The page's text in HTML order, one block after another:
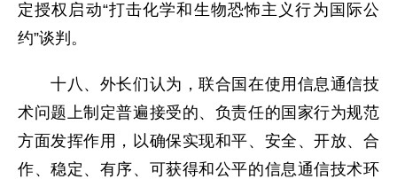
定授权启动“打击化学和生物恐怖主义行为国际公
约”谈判。
十八、外长们认为，联合国在使用信息通信技
术问题上制定普遍接受的、负责任的国家行为规范
方面发挥作用，以确保实现和平、安全、开放、合
作、稳定、有序、可获得和公平的信息通信技术环